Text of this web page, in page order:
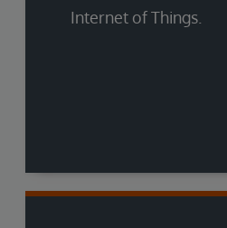
Internet of Things.